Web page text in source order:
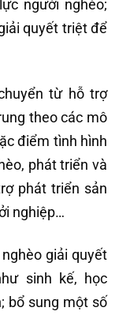
người nghèo;
quyết triệt để
từ hỗ trợ
theo các mô
điểm tình hình
phát triển và
phát triển sản
nghiệp…
giải quyết
sinh kế, học
bổ sung một số